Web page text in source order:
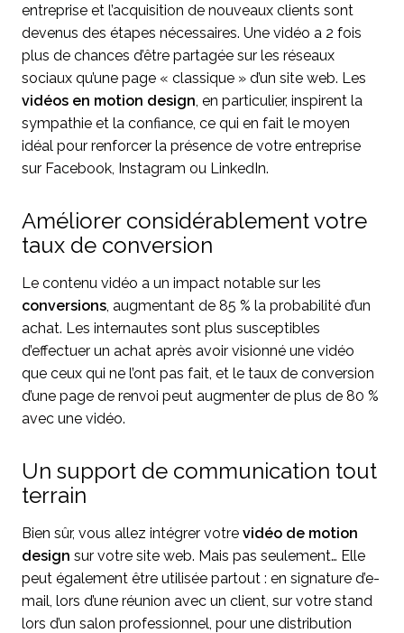
entreprise et l’acquisition de nouveaux clients sont
devenus des étapes nécessaires. Une vidéo a 2 fois
plus de chances d’être partagée sur les réseaux
sociaux qu’une page « classique » d’un site web. Les
vidéos en motion design, en particulier, inspirent la
sympathie et la confiance, ce qui en fait le moyen
idéal pour renforcer la présence de votre entreprise
sur Facebook, Instagram ou LinkedIn.
Améliorer considérablement votre
taux de conversion
Le contenu vidéo a un impact notable sur les
conversions, augmentant de 85 % la probabilité d’un
achat. Les internautes sont plus susceptibles
d’effectuer un achat après avoir visionné une vidéo
que ceux qui ne l’ont pas fait, et le taux de conversion
d’une page de renvoi peut augmenter de plus de 80 %
avec une vidéo.
Un support de communication tout
terrain
Bien sûr, vous allez intégrer votre vidéo de motion
design sur votre site web. Mais pas seulement… Elle
peut également être utilisée partout : en signature d’e-
mail, lors d’une réunion avec un client, sur votre stand
lors d’un salon professionnel, pour une distribution